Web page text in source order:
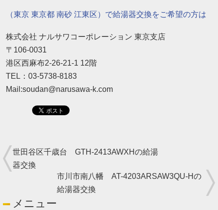
（東京 東京都 南砂 江東区）で給湯器交換をご希望の方は
株式会社 ナルサワコーポレーション 東京支店
〒106-0031
港区西麻布2-26-21-1 12階
TEL：03-5738-8183
Mail:soudan@narusawa-k.com
世田谷区千歳台 GTH-2413AWXHの給湯
器交換
市川市南八幡 AT-4203ARSAW3QU-Hの
給湯器交換
メニュー